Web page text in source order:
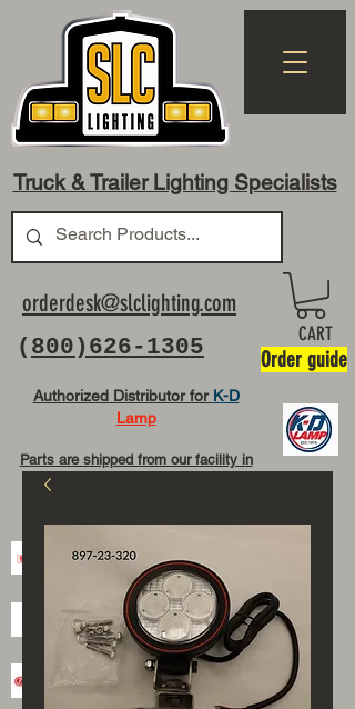
Truck & Trailer Lighting Specialists
( 800)626-1305
orderdesk@slclighting.com
Authorized Distributor for K-D
Lamp
Parts are shipped from our facility in
CART
Order guide